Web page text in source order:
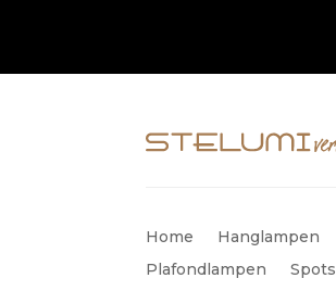
Home Hanglampen
Plafondlampen
Spots